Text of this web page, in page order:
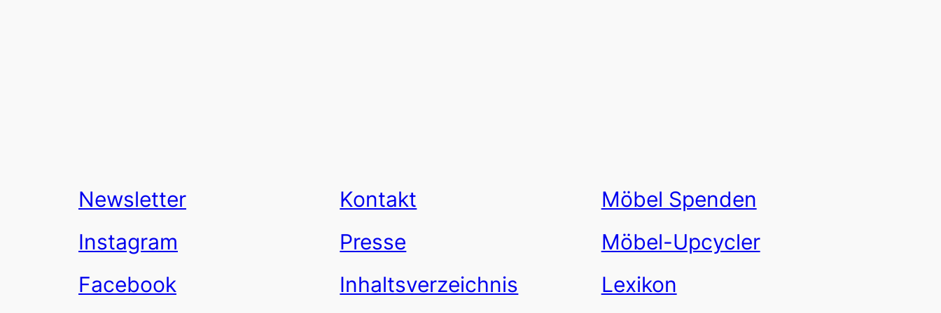
Newsletter
Instagram
Facebook
Kontakt
Presse
Inhaltsverzeichnis
Möbel Spenden
Möbel-Upcycler
Lexikon